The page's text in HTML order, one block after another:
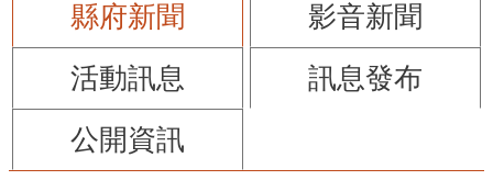
縣府新聞
影音新聞
活動訊息
訊息發布
公開資訊